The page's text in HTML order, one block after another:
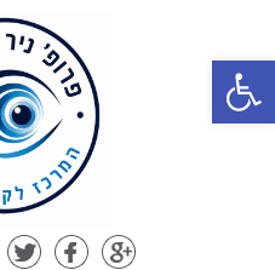
פתח סרגל נגישות